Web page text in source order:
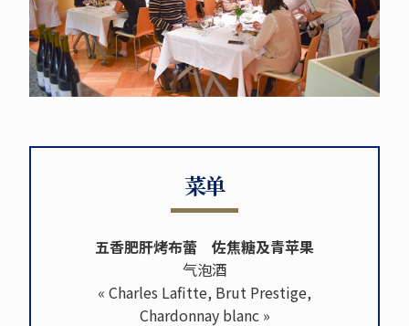
菜单
五香肥肝烤布蕾 佐焦糖及青苹果
气泡酒
« Charles Lafitte, Brut Prestige,
Chardonnay blanc »